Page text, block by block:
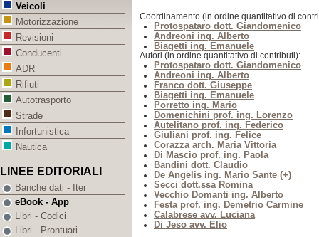
Coordinamento (in ordine quantitativo di
Protospataro dott. Giandomenico
Andreoni ing. Alberto
Biagetti ing. Emanuele
Autori (in ordine quantitativo di contributi):
Protospataro dott. Giandomenico
Andreoni ing. Alberto
Franco dott. Giuseppe
Biagetti ing. Emanuele
Porretto ing. Mario
Domenichini prof. ing. Lorenzo
Autelitano prof. ing. Federico
Giuliani prof. ing. Felice
Corazza arch. Maria Vittoria
Di Mascio prof. ing. Paola
Bandini dott. Claudio
De Angelis ing. Mario Sante (+)
Secci dott.ssa Romina
Vecchio Domanti ing. Alberto
Festa prof. ing. Demetrio Carmine
Calabrese avv. Luciana
Di Jeso avv. Elio
Veicoli
Motorizzazione
Revisioni
Conducenti
ADR
Rifiuti
Autotrasporto
Strade
Infortunistica
Nautica
LINEE EDITORIALI
Banche dati - Iter
eBook - App
Libri - Codici
Libri - Prontuari